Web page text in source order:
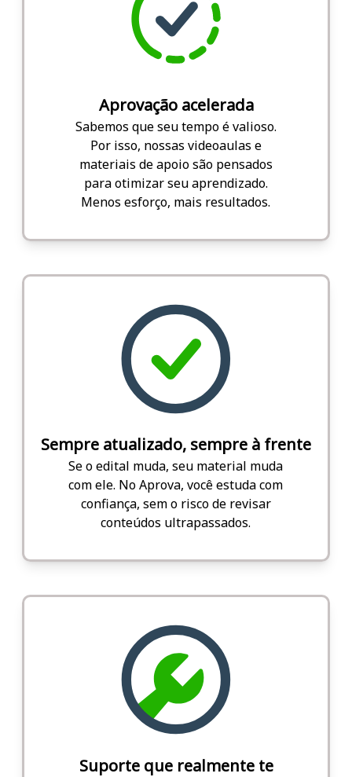
Aprovação acelerada
Sabemos que seu tempo é valioso.
Por isso, nossas videoaulas e
materiais de apoio são pensados
para otimizar seu aprendizado.
Menos esforço, mais resultados.
Sempre atualizado, sempre à frente
Se o edital muda, seu material muda
com ele. No Aprova, você estuda com
confiança, sem o risco de revisar
conteúdos ultrapassados.
Suporte que realmente te